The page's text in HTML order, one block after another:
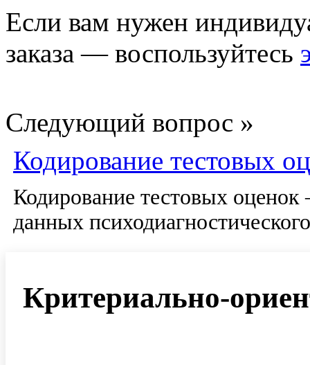
Если вам нужен
заказа — воспользуйтесь
Следующий вопрос »
Кодирование тестовых
Кодирование тестовых
данных
Критериально-